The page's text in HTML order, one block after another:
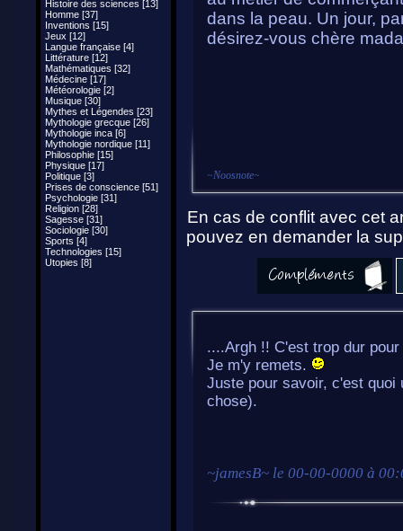
Histoire des sciences [13]
Homme [37]
Inventions [15]
Jeux [12]
Langue française [4]
Littérature [12]
Mathématiques [32]
Médecine [17]
Météorologie [2]
Musique [30]
Mythes et Légendes [23]
Mythologie grecque [26]
Mythologie inca [6]
Mythologie nordique [11]
Philosophie [15]
Physique [17]
Politique [3]
Prises de conscience [51]
Psychologie [31]
Religion [28]
Sagesse [31]
Sociologie [30]
Sports [4]
Technologies [15]
Utopies [8]
dans la peau. Un jour,
désirez-vous chère
~Noosnote~
En cas de conflit avec cet
pouvez en demander la
....Argh !! C'est trop dur
Je m'y remets.
Juste pour savoir, c'est quoi
chose).
~jamesB~ le 00-00-0000 à